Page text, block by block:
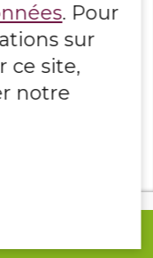
. Pour
sur
ce site,
notre
la bannière des